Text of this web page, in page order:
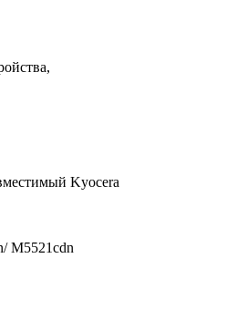
Kyocera
M5521cdn